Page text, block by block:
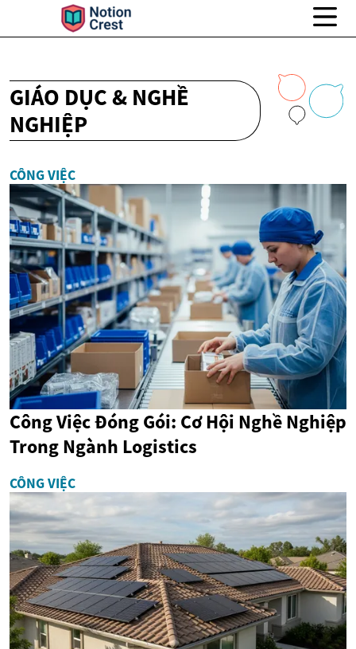
GIÁO DỤC & NGHỀ
NGHIỆP
CÔNG VIỆC
Công Việc Đóng Gói: Cơ Hội Nghề Nghiệp
Trong Ngành Logistics
CÔNG VIỆC